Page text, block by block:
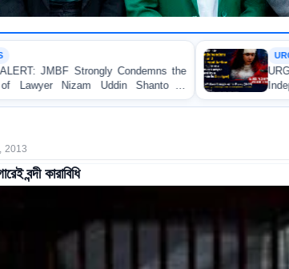
the
in
URGENT APPEAL
URGENT APPEAL: Ensure an
Independent Investigation and
Regarding the Injury of a
2013
বন্দী কারাবিধি